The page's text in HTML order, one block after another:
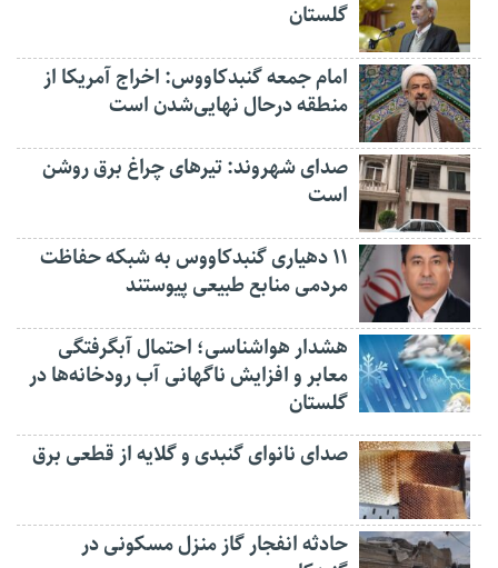
گلستان
امام جمعه گنبدکاووس: اخراج آمریکا از
منطقه درحال نهایی‌شدن است
صدای شهروند: تیرهای چراغ برق روشن
است
۱۱ دهیاری گنبدکاووس به شبکه حفاظت
مردمی منابع طبیعی پیوستند
هشدار هواشناسی؛ احتمال آبگرفتگی
معابر و افزایش ناگهانی آب رودخانه‌ها در
گلستان
صدای نانوای گنبدی و گلایه از قطعی برق
حادثه انفجار گاز منزل مسکونی در